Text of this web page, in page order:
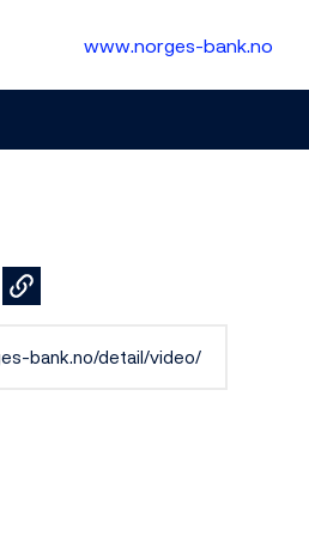
www.norges-bank.no
via Email